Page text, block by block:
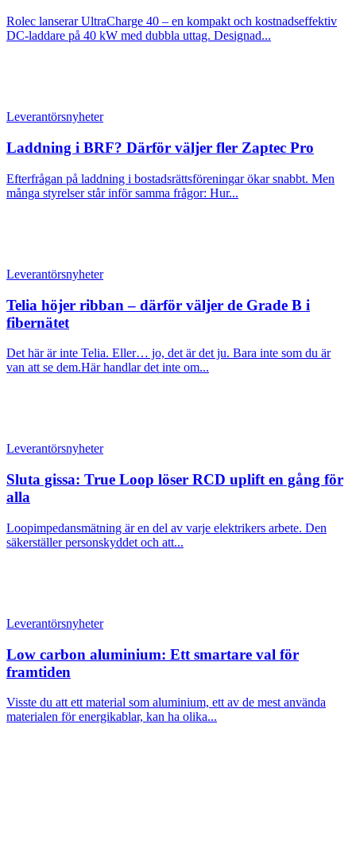
Rolec lanserar UltraCharge 40 – en kompakt och kostnadseffektiv
DC-laddare på 40 kW med dubbla uttag. Designad...
Leverantörsnyheter
Laddning i BRF? Därför väljer fler Zaptec Pro
Efterfrågan på laddning i bostadsrättsföreningar ökar snabbt. Men
många styrelser står inför samma frågor: Hur...
Leverantörsnyheter
Telia höjer ribban – därför väljer de Grade B i
fibernätet
Det här är inte Telia. Eller… jo, det är det ju. Bara inte som du är
van att se dem.Här handlar det inte om...
Leverantörsnyheter
Sluta gissa: True Loop löser RCD uplift en gång för
alla
Loopimpedansmätning är en del av varje elektrikers arbete. Den
säkerställer personskyddet och att...
Leverantörsnyheter
Low carbon aluminium: Ett smartare val för
framtiden
Visste du att ett material som aluminium, ett av de mest använda
materialen för energikablar, kan ha olika...